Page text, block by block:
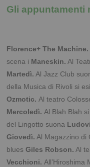
Gli appuntamenti
Florence+ The Machine.
scena i Maneskin. Al
Martedì. Al Jazz Club
della Musica di Rivoli si
Ozmotic.Al teatro
Mercoledì.Al Blah Blah
del Lingotto suona
Giovedì. Al Magazzino di
bluesGiles Robson. Al
Vecchioni.All’Hiroshima